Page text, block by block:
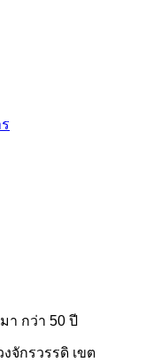
า กว่า 50 ปี
จักรวรรดิ เขต